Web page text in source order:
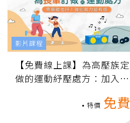
【免費線上課】為高壓族定
做的運動紓壓處方：加入行
特價 免費
影片課程